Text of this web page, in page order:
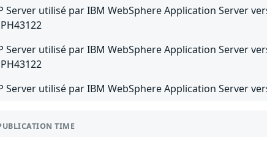
Server utilisé par IBM WebSphere Application Server
Server utilisé par IBM WebSphere Application Server
Server utilisé par IBM WebSphere Application Server
TIME